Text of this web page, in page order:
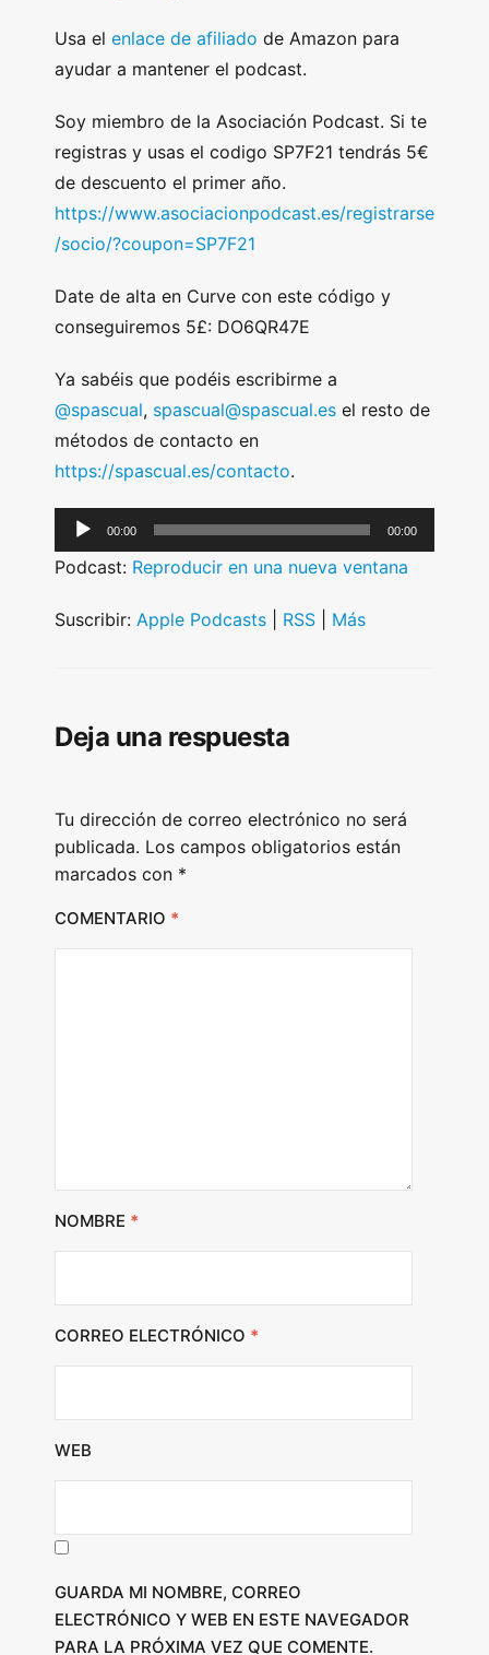
Usa el enlace de afiliado de Amazon para
ayudar a mantener el podcast.
Soy miembro de la Asociación Podcast. Si te
registras y usas el codigo SP7F21 tendrás 5€
de descuento el primer año.
https://www.asociacionpodcast.es/registrarse
/socio/?coupon=SP7F21
Date de alta en Curve con este código y
conseguiremos 5£: DO6QR47E
Ya sabéis que podéis escribirme a
@spascual, spascual@spascual.es el resto de
métodos de contacto en
https://spascual.es/contacto.
u
i
a
r
00:00 00:00
Podcast: Reproducir en una nueva ventana
Suscribir: Apple Podcasts RSS Más
Deja una respuesta
Tu dirección de correo electrónico no será
publicada. Los campos obligatorios están
marcados con *
COMENTARIO *
NOMBRE *
CORREO ELECTRÓNICO *
WEB
GUARDA MI NOMBRE, CORREO
ELECTRÓNICO Y WEB EN ESTE NAVEGADOR
PARA LA PRÓXIMA VEZ QUE COMENTE.